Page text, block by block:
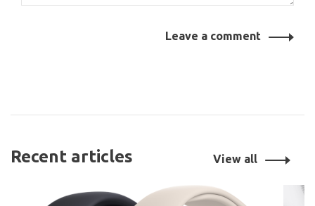
Leave a comment
Recent articles View all